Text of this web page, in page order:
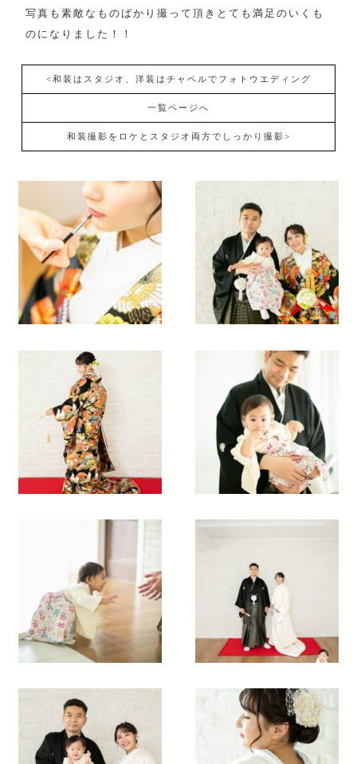
写真も素敵なものばかり撮って頂きとても満足のいくも
のになりました！！
<和装はスタジオ、洋装はチャペルでフォトウエディング
一覧ページへ
和装撮影をロケとスタジオ両方でしっかり撮影>